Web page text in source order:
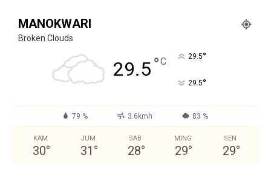
MANOKWARI
Broken Clouds
29.5°C 29.5°
29.5°
79 % 3.6kmh 83 %
KAM
30°
JUM
31 °
SAB
28°
MING
29°
SEN
29°